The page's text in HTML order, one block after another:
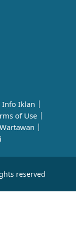
Info Iklan
of Use
reserved